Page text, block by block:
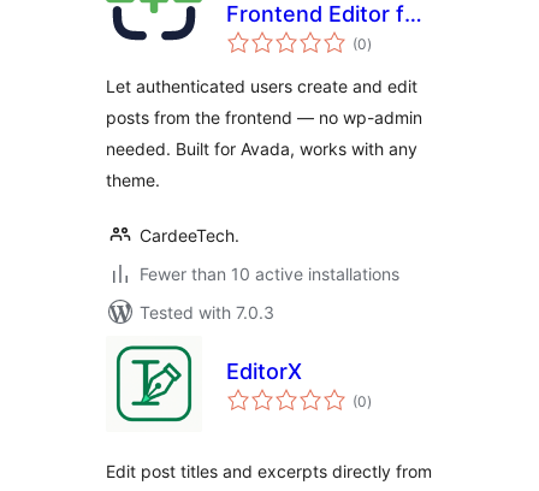
Frontend Editor for
Avada
(0total
ratings
)
Let authenticated users create and edit
posts from the frontend — no wp-admin
needed. Built for Avada, works with any
theme.
CardeeTech.
Fewer than 10 active installations
Tested with 7.0.3
EditorX
(0total
ratings
)
Edit post titles and excerpts directly from